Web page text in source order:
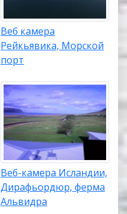
Веб камера
Рейкьявика, Морской
порт
Веб-камера Исландии,
Дирафьордюр, ферма
Альвидра